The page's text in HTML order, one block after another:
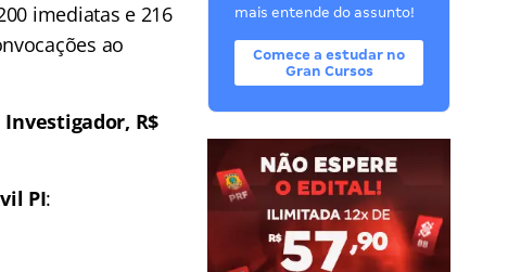
imediatas e 216
ao
Investigador, R$
PI:
mais entende do assunto!
Comece a estudar no
Gran Cursos